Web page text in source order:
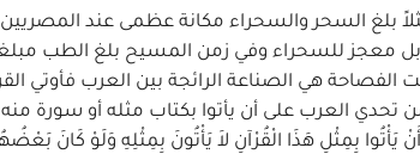
بلغ السحر والسحراء مكانة عظمى عند
معجز للسحراء وفي زمن المسيح بلغ الطب
الفصاحة هي الصناعة الرائجة بين العرب فأوتي
بِمِثْلِ هَذَا الْقُرْآنِ لاَ يَأْتُونَ بِمِثْلِهِ وَلَوْ كَانَ